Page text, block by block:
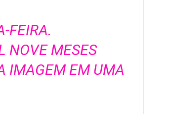
FEIRA.
NOVE MESES
IMAGEM EM UMA